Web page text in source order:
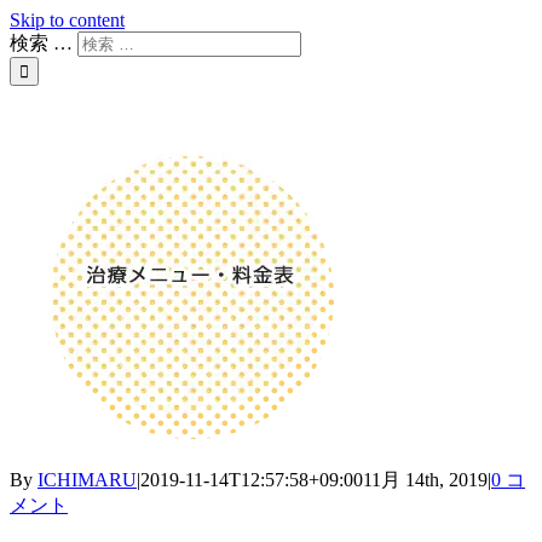
Skip to content
検索 …
By ICHIMARU|2019-11-14T12:57:58+09:0011月 14th, 2019|0 コ
メント